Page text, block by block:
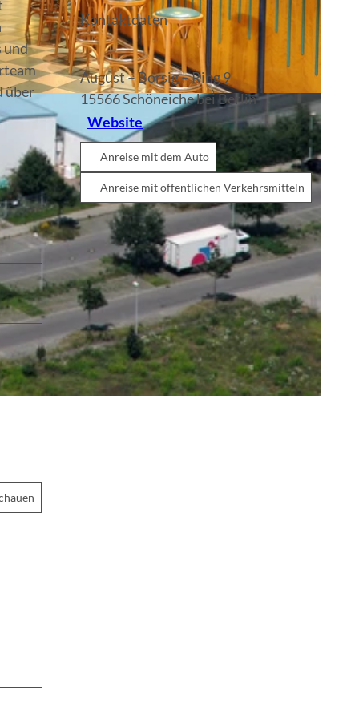
und
über
Kontaktdaten
August – Borsig – Ring 9
15566Schöneiche bei Berlin
Website
Anreise mit dem Auto
Anreise mit öffentlichen Verkehrsmitteln